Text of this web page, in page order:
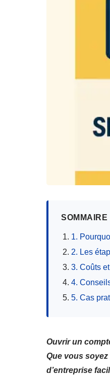
SOMMAIRE
1.
2. Les
3. Coûts
4.
5. Cas
Ouvrir un
Que vous
d’entreprise